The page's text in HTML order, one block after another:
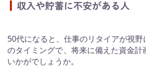
収入や貯蓄に不安がある人
50代になると、仕事のリタイアが視野
のタイミングで、将来に備えた資金計
いかがでしょうか。